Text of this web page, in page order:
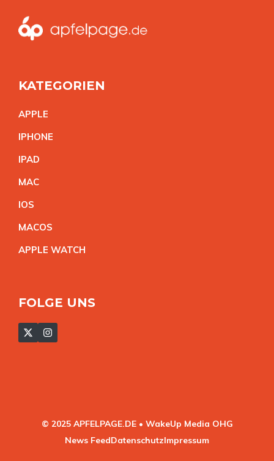
KATEGORIEN
APPLE
IPHONE
IPAD
MAC
IOS
MACOS
APPLE WATCH
FOLGE UNS
© 2025 APFELPAGE.DE • WakeUp Media OHG
News FeedDatenschutzImpressum